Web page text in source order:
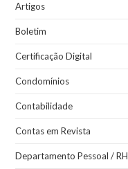
Artigos
Boletim
Certificação Digital
Condomínios
Contabilidade
Contas em Revista
Departamento Pessoal / RH